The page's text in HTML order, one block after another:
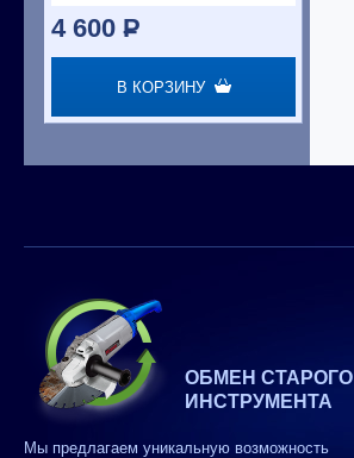
4 600 P
В КОРЗИНУ
ОБМЕН СТАРОГО
ИНСТРУМЕНТА
Мы предлагаем уникальную возможность